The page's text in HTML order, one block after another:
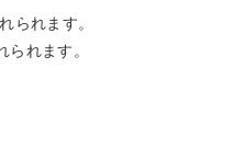
られます。
れます。